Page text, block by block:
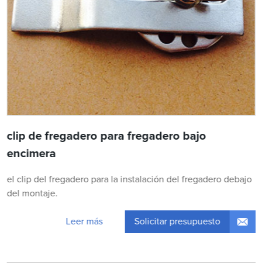
clip de fregadero para fregadero bajo
encimera
el clip del fregadero para la instalación del fregadero debajo
del montaje.
Leer más Solicitar presupuesto